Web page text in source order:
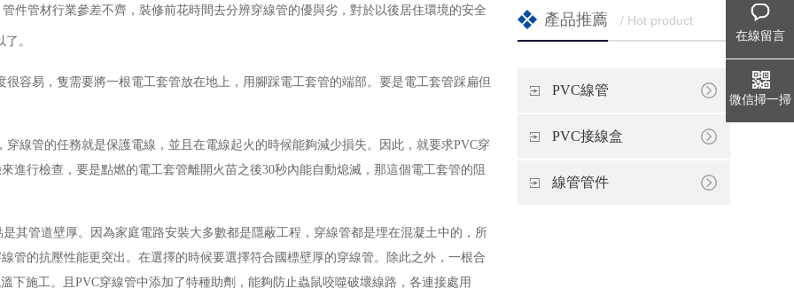
管材行業參差不齊，裝修前花時間去分辨穿線管的優與劣，對於以後居住環境的安全
。
易，隻需要將一根電工套管放在地上，用腳踩電工套管的端部。要是電工套管踩扁但
管的任務就是保護電線，並且在電線起火的時候能夠減少損失。因此，就要求PVC穿
進行檢查，要是點燃的電工套管離開火苗之後30秒內能自動熄滅，那這個電工套管的阻
其管道壁厚。因為家庭電路安裝大多數都是隱蔽工程，穿線管都是埋在混凝土中的，所
管的抗壓性能更突出。在選擇的時候要選擇符合國標壁厚的穿線管。除此之外，一根合
下施工。且PVC穿線管中添加了特種助劑，能夠防止蟲鼠咬噬破壞線路，各連接處用
產品推薦 / Hot product
PVC線管
PVC接線盒
線管管件
在線留言
微信掃一掃